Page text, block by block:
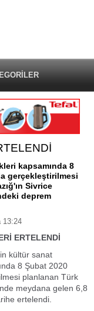
kapsamında 8
gerçekleştirilmesi
Sivrice
deprem
13:24
ERTELENDİ
kültür sanat
8 Şubat 2020
planlanan Türk
meydana gelen 6,8
ertelendi.